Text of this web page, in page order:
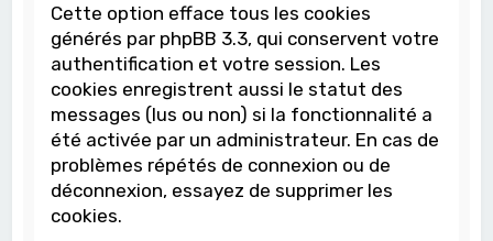
Cette option efface tous les cookies
générés par phpBB 3.3, qui conservent votre
authentification et votre session. Les
cookies enregistrent aussi le statut des
messages (lus ou non) si la fonctionnalité a
été activée par un administrateur. En cas de
problèmes répétés de connexion ou de
déconnexion, essayez de supprimer les
cookies.